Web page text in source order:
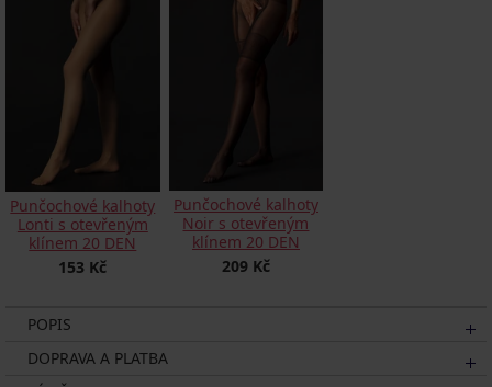
Punčochové kalhoty
Lonti s otevřeným
klínem 20 DEN
153 Kč
Punčochové kalhoty
Noir s otevřeným
klínem 20 DEN
209 Kč
POPIS
DOPRAVA A PLATBA